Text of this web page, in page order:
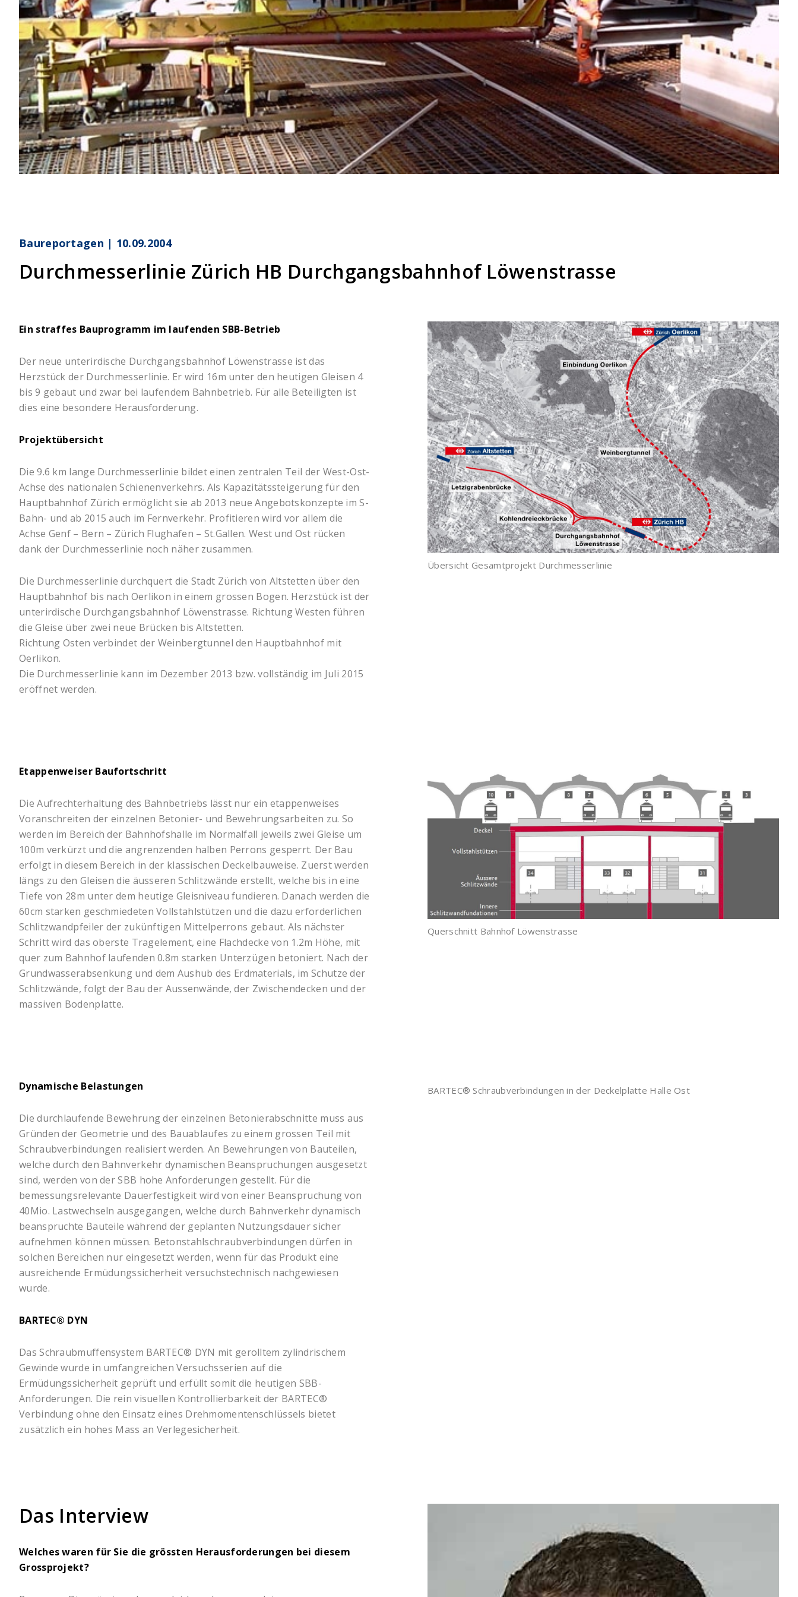
Baureportagen | 10.09.2004
Durchmesserlinie Zürich HB Durchgangsbahnhof Löwenstrasse
Übersicht Gesamtprojekt Durchmesserlinie
Ein straffes Bauprogramm im laufenden SBB-Betrieb
Der neue unterirdische Durchgangsbahnhof Löwenstrasse ist das
Herzstück der Durchmesserlinie. Er wird 16m unter den heutigen Gleisen 4
bis 9 gebaut und zwar bei laufendem Bahnbetrieb. Für alle Beteiligten ist
dies eine besondere Herausforderung.
Projektübersicht
Die 9.6 km lange Durchmesserlinie bildet einen zentralen Teil der West-Ost-
Achse des nationalen Schienenverkehrs. Als Kapazitätssteigerung für den
Hauptbahnhof Zürich ermöglicht sie ab 2013 neue Angebotskonzepte im S-
Bahn- und ab 2015 auch im Fernverkehr. Profitieren wird vor allem die
Achse Genf – Bern – Zürich Flughafen – St.Gallen. West und Ost rücken
dank der Durchmesserlinie noch näher zusammen.
Die Durchmesserlinie durchquert die Stadt Zürich von Altstetten über den
Hauptbahnhof bis nach Oerlikon in einem grossen Bogen. Herzstück ist der
unterirdische Durchgangsbahnhof Löwenstrasse. Richtung Westen führen
die Gleise über zwei neue Brücken bis Altstetten.
Richtung Osten verbindet der Weinbergtunnel den Hauptbahnhof mit
Oerlikon.
Die Durchmesserlinie kann im Dezember 2013 bzw. vollständig im Juli 2015
eröffnet werden.
Querschnitt Bahnhof Löwenstrasse
Etappenweiser Baufortschritt
Die Aufrechterhaltung des Bahnbetriebs lässt nur ein etappenweises
Voranschreiten der einzelnen Betonier- und Bewehrungsarbeiten zu. So
werden im Bereich der Bahnhofshalle im Normalfall jeweils zwei Gleise um
100m verkürzt und die angrenzenden halben Perrons gesperrt. Der Bau
erfolgt in diesem Bereich in der klassischen Deckelbauweise. Zuerst werden
längs zu den Gleisen die äusseren Schlitzwände erstellt, welche bis in eine
Tiefe von 28m unter dem heutige Gleisniveau fundieren. Danach werden die
60cm starken geschmiedeten Vollstahlstützen und die dazu erforderlichen
Schlitzwandpfeiler der zukünftigen Mittelperrons gebaut. Als nächster
Schritt wird das oberste Tragelement, eine Flachdecke von 1.2m Höhe, mit
quer zum Bahnhof laufenden 0.8m starken Unterzügen betoniert. Nach der
Grundwasserabsenkung und dem Aushub des Erdmaterials, im Schutze der
Schlitzwände, folgt der Bau der Aussenwände, der Zwischendecken und der
massiven Bodenplatte.
BARTEC® Schraubverbindungen in der Deckelplatte Halle Ost
Dynamische Belastungen
Die durchlaufende Bewehrung der einzelnen Betonierabschnitte muss aus
Gründen der Geometrie und des Bauablaufes zu einem grossen Teil mit
Schraubverbindungen realisiert werden. An Bewehrungen von Bauteilen,
welche durch den Bahnverkehr dynamischen Beanspruchungen ausgesetzt
sind, werden von der SBB hohe Anforderungen gestellt. Für die
bemessungsrelevante Dauerfestigkeit wird von einer Beanspruchung von
40Mio. Lastwechseln ausgegangen, welche durch Bahnverkehr dynamisch
beanspruchte Bauteile während der geplanten Nutzungsdauer sicher
aufnehmen können müssen. Betonstahlschraubverbindungen dürfen in
solchen Bereichen nur eingesetzt werden, wenn für das Produkt eine
ausreichende Ermüdungssicherheit versuchstechnisch nachgewiesen
wurde.
BARTEC® DYN
Das Schraubmuffensystem BARTEC® DYN mit gerolltem zylindrischem
Gewinde wurde in umfangreichen Versuchsserien auf die
Ermüdungssicherheit geprüft und erfüllt somit die heutigen SBB-
Anforderungen. Die rein visuellen Kontrollierbarkeit der BARTEC®
Verbindung ohne den Einsatz eines Drehmomentenschlüssels bietet
zusätzlich ein hohes Mass an Verlegesicherheit.
Das Interview
Welches waren für Sie die grössten Herausforderungen bei diesem
Grossprojekt?